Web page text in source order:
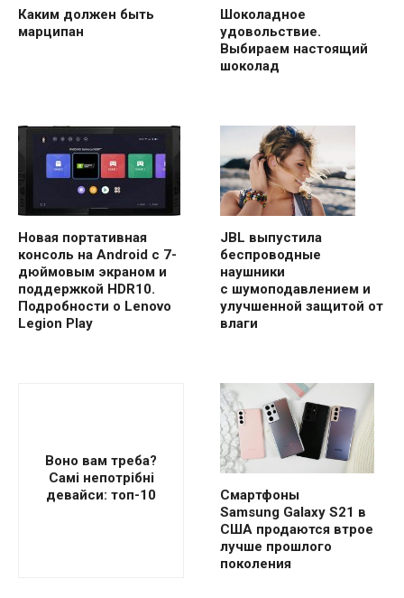
Каким должен быть
марципан
Шоколадное
удовольствие.
Выбираем настоящий
шоколад
Новая портативная
консоль на Android с 7-
дюймовым экраном и
поддержкой HDR10.
Подробности о Lenovo
Legion Play
JBL выпустила
беспроводные
наушники
с шумоподавлением и
улучшенной защитой от
влаги
Воно вам треба?
Самі непотрібні
девайси: топ-10
Смартфоны
Samsung Galaxy S21 в
США продаются втрое
лучше прошлого
поколения